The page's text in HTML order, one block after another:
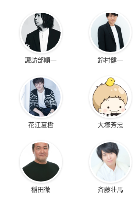
諏訪部順一 鈴村健一
花江夏樹 大塚芳忠
稲田徹 斉藤壮馬